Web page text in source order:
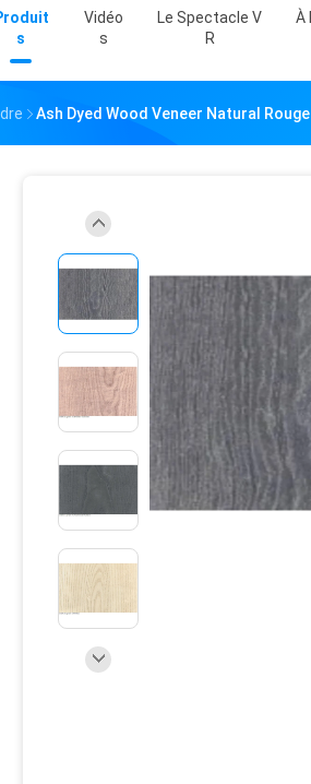
S
Vidéo
S
Le Spectacle V
R
À
Ash Dyed Wood Veneer Natural